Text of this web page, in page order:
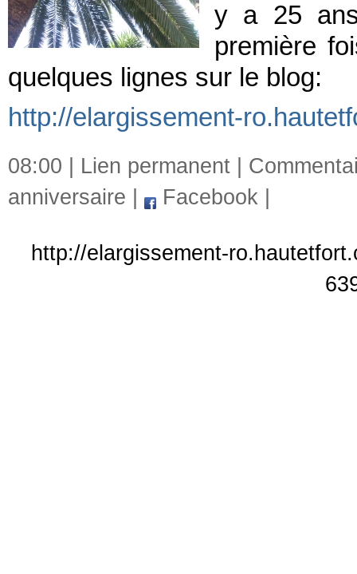
y a 25
première
quelques lignes sur le blog:
http://elargissement-
08:00 | Lien permanent
anniversaire
Facebook
http://elargissement-